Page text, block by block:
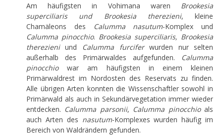
Am häufigsten in Vohimana waren Brookesia
superciliaris und Brookesia therezieni, kleine
Chamäleons des
Calumma nasutum-Komplex und
Calumma pinocchio. Brookesia superciliaris, Brookesia
therezieniund Calumma furciferwurden nur selten
außerhalb des Primärwaldes aufgefunden.
Calumma
pinocchiowar am häufigsten in einem kleinen
Primärwaldrest im Nordosten des Reservats zu finden.
Alle übrigen Arten konnten die Wissenschaftler sowohl in
Primärwald als auch in Sekundärvegetation immer wieder
entdecken. Calumma parsonii, Calumma pinocchioals
auch Arten des nasutum-Komplexes wurden häufig im
Bereich von Waldrändern gefunden.